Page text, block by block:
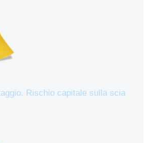
Rischio capitale sulla scia